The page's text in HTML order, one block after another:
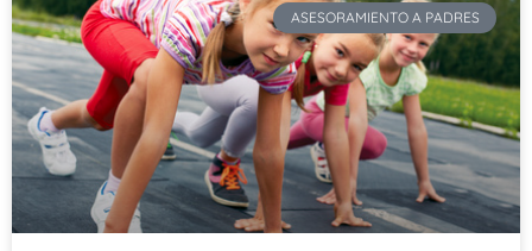
ASESORAMIENTO A PADRES